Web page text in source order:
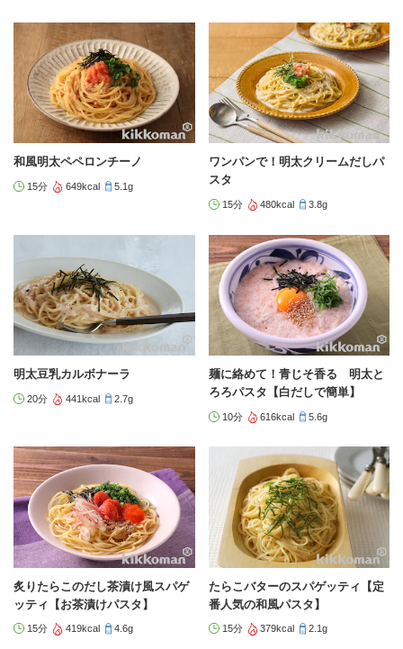
和風明太ペペロンチーノ
15分 649kcal 5.1g
ワンパンで！明太クリームだしパ
スタ
15分 480kcal 3.8g
明太豆乳カルボナーラ
20分 441kcal 2.7g
麺に絡めて！青じそ香る 明太と
ろろパスタ【白だしで簡単】
10分 616kcal 5.6g
炙りたらこのだし茶漬け風スパゲ
ッティ【お茶漬けパスタ】
15分 419kcal 4.6g
たらこバターのスパゲッティ【定
番人気の和風パスタ】
15分 379kcal 2.1g